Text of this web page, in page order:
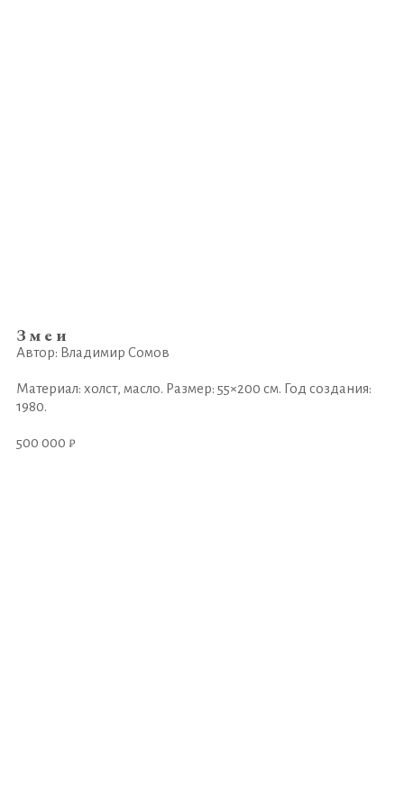
Змеи
Автор: Владимир Сомов
Материал: холст, масло. Размер: 55×200 см. Год создания:
1980.
500 000 ₽